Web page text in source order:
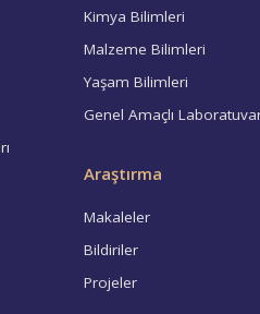
Kimya Bilimleri
Malzeme Bilimleri
Yaşam Bilimleri
Genel Amaçlı
Araştırma
Makaleler
Bildiriler
Projeler